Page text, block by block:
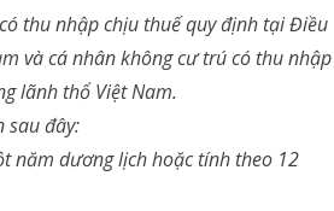
thu nhập chịu thuế quy định tại Điều
và cá nhân không cư trú có thu nhập
lãnh thổ Việt Nam.
sau đây:
năm dương lịch hoặc tính theo 12